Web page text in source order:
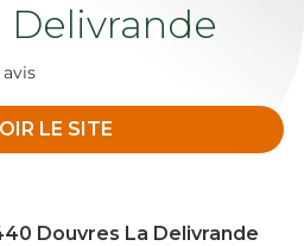
Delivrande
LE SITE
Douvres La Delivrande